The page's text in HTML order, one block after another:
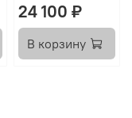
24 100 ₽
В корзину